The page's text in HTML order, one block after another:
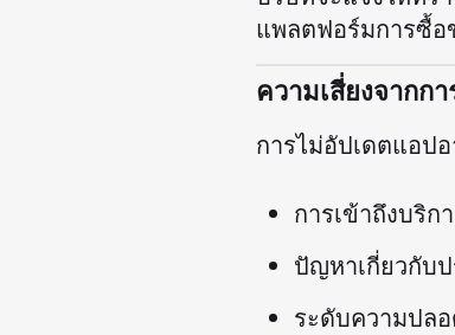
แพลตฟอร์มการซื้อ
ความเสี่ยงจากก
การไม่อัปเดตแอป
การเข้าถึงบริก
ปัญหาเกี่ยวกับ
ระดับความปล